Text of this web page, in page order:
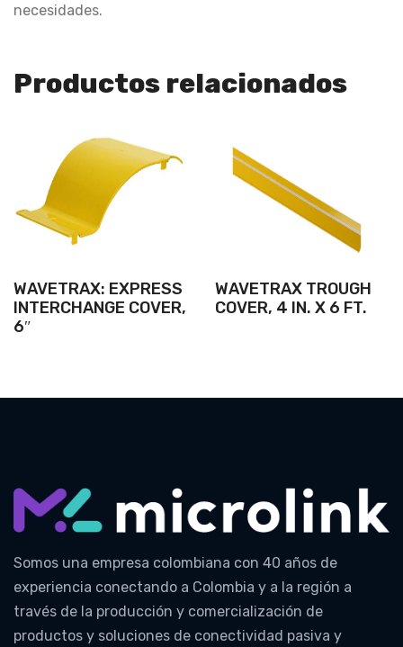
necesidades.
Productos relacionados
WAVETRAX: EXPRESS
INTERCHANGE COVER,
6″
WAVETRAX TROUGH
COVER, 4 IN. X 6 FT.
Somos una empresa colombiana con 40 años de
experiencia conectando a Colombia y a la región a
través de la producción y comercialización de
productos y soluciones de conectividad pasiva y